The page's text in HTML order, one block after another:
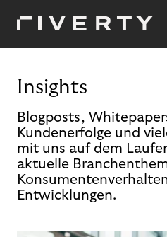
Insights
Blogposts,
Kundenerfolge und
mit uns auf dem
aktuelle
Entwicklungen.